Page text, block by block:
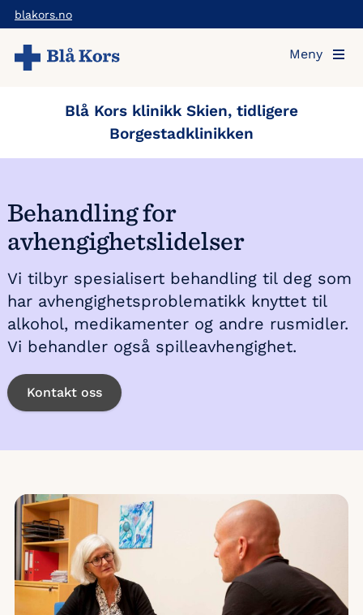
Hopp
til
hovedinnholdet
blakors.no
Meny
Blå Kors klinikk Skien, tidligere
Borgestadklinikken
Behandling for
avhengighetslidelser
Vi tilbyr spesialisert behandling til deg som
har avhengighetsproblematikk knyttet til
alkohol, medikamenter og andre rusmidler.
Vi behandler også spilleavhengighet.
Kontakt oss